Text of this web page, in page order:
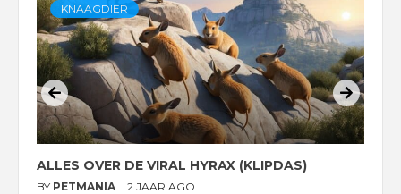
KNAAGDIER
ALLES OVER DE VIRAL HYRAX (KLIPDAS)
BY PETMANIA 2 JAAR AGO